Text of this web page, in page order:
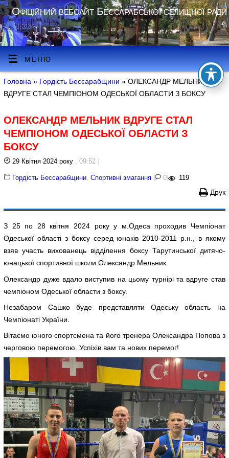
Офіційний вебсайт Бессарабської селищної ради
МЕНЮ
Головна » Гордість Бессарабщини » ОЛЕКСАНДР МЕЛЬНИК
ВДРУГЕ СТАЛ ЧЕМПІОНОМ ОДЕСЬКОЇ ОБЛАСТИ З БОКСУ
ОЛЕКСАНДР МЕЛЬНИК ВДРУГЕ СТАЛ
ЧЕМПІОНОМ ОДЕСЬКОЇ ОБЛАСТИ З
БОКСУ
29 Квітня 2024 року , 09:52
Гордість Бессарабщини,Спортивні змагання | 0 | 119
Друк
З 25 по 28 квітня 2024 року у м.Одеса проходив Чемпіонат
Одеської області з боксу серед юнаків 2010-2011 р.н., в якому
взяв участь вихованець відділення боксу Тарутинської дитячо-
юнацької спортивної школи Олександр Мельник.
Олександр дуже вдало виступив на цьому турнірі та вдруге став
чемпіоном Одеської области з боксу.
Незабаром Сашко буде представляти Одеську область на
Чемпіонаті України.
Вітаємо юного спортсмена та його тренера Олександра Попова з
черговою перемогою. Успіхів вам та нових перемог!